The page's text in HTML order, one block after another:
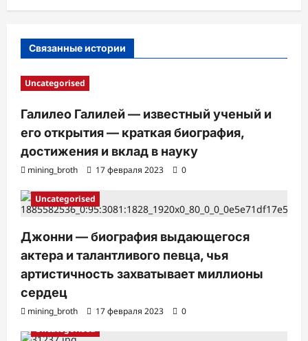
Связанные истории
Uncategorised
Галилео Галилей — известный ученый и
его открытия — краткая биография,
достижения и вклад в науку
mining_broth 17 февраля 2023 0
Uncategorised
Джонни — биография выдающегося
актера и талантливого певца, чья
артистичность захватывает миллионы
сердец
mining_broth 17 февраля 2023
0
Uncategorised